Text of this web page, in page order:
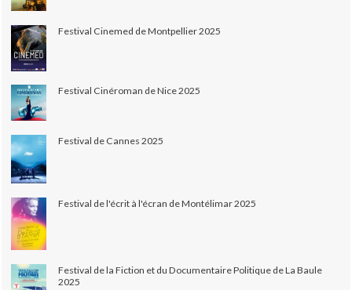
Festival Cinemed de Montpellier 2025
Festival Cinéroman de Nice 2025
Festival de Cannes 2025
Festival de l'écrit à l'écran de Montélimar 2025
Festival de la Fiction et du Documentaire Politique de La Baule
2025